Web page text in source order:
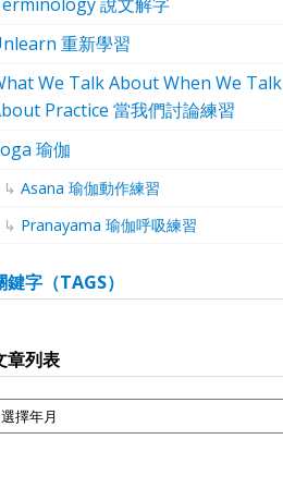
重新學習
We Talk About When We Talk
Practice 當我們討論練習
瑜伽
Asana 瑜伽動作練習
Pranayama 瑜伽呼吸練習
鍵字（TAGS）
章列表